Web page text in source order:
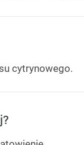
cytrynowego.